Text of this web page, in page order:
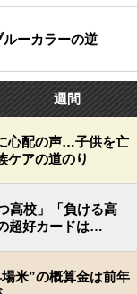
ーカラーの逆
週間
心配の声…子供を亡
ケアの道のり
高校」「負ける高
超好カードは…
米”の概算金は前年